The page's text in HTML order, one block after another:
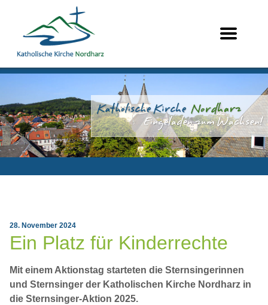
28. November 2024
Ein Platz für Kinderrechte
Mit einem Aktionstag starteten die Sternsingerinnen
und Sternsinger der Katholischen Kirche Nordharz in
die Sternsinger-Aktion 2025.